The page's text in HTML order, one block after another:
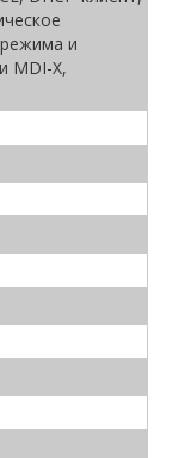
режима и
MDI-X,